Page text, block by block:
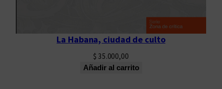
La Habana, ciudad de culto
$ 35.000,00
Añadir al carrito